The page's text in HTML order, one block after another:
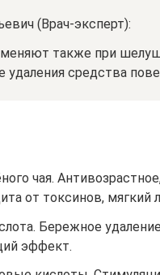
(Врач-эксперт):
также при
средства
чая.
от токсинов, мягкий
Бережное
эффект.